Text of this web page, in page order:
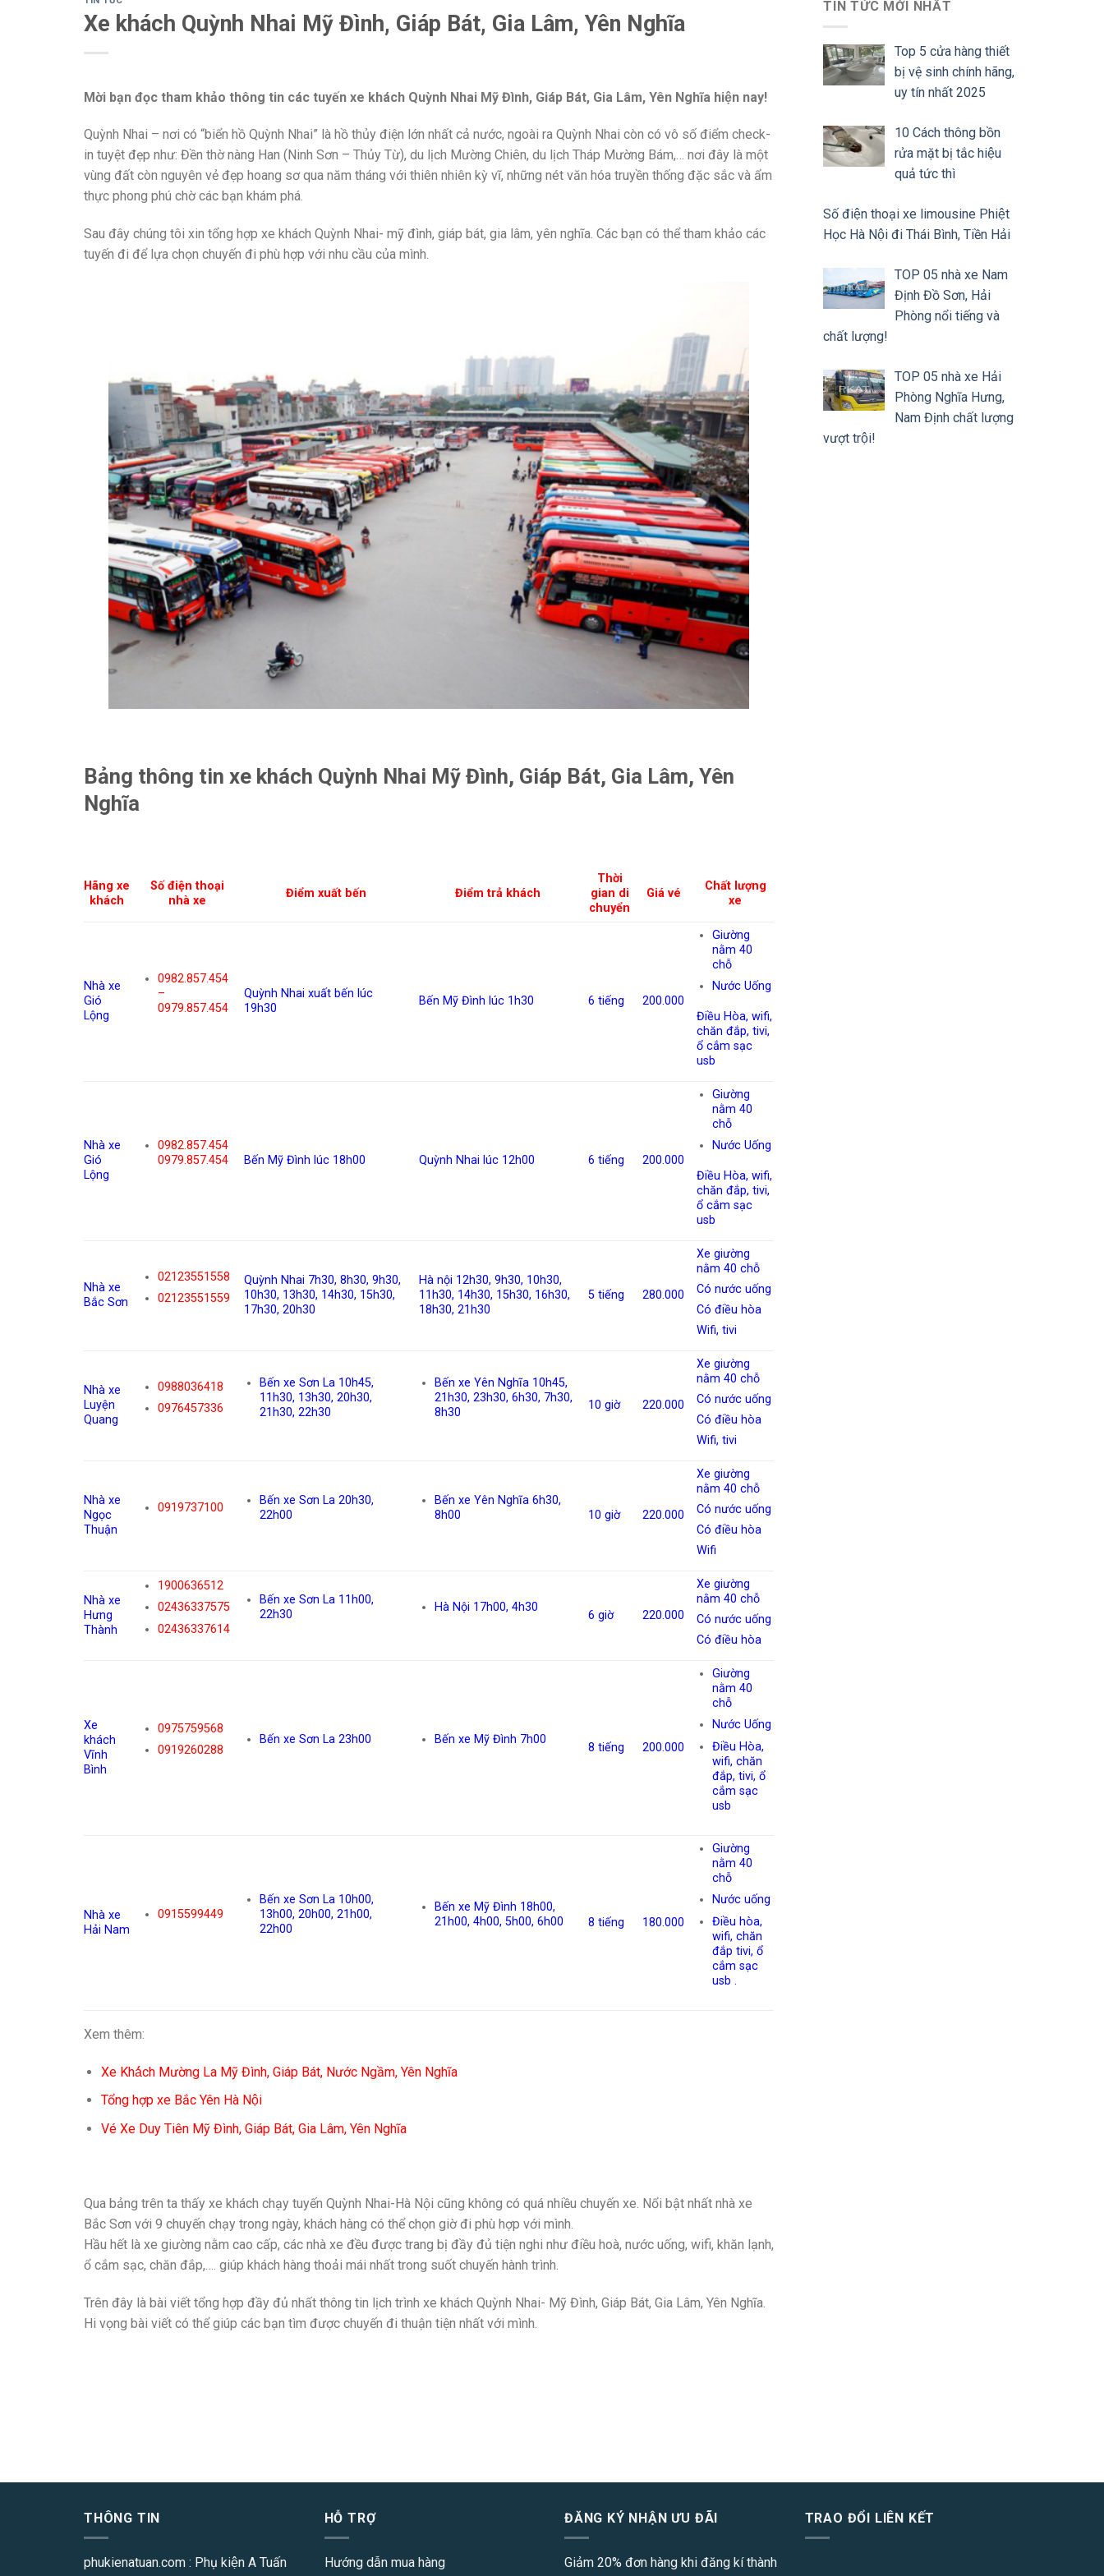
Xe khách Quỳnh Nhai Mỹ Đình, Giáp Bát, Gia Lâm, Yên Nghĩa
Mời bạn đọc tham khảo thông tin các tuyến xe khách Quỳnh Nhai Mỹ Đình, Giáp Bát, Gia Lâm, Yên Nghĩa hiện nay!
Quỳnh Nhai – nơi có “biển hồ Quỳnh Nhai” là hồ thủy điện lớn nhất cả nước, ngoài ra Quỳnh Nhai còn có vô số điểm check-
in tuyệt đẹp như: Đền thờ nàng Han (Ninh Sơn – Thủy Từ), du lịch Mường Chiên, du lịch Tháp Mường Bám,… nơi đây là một
vùng đất còn nguyên vẻ đẹp hoang sơ qua năm tháng với thiên nhiên kỳ vĩ, những nét văn hóa truyền thống đặc sắc và ẩm
thực phong phú chờ các bạn khám phá.
Sau đây chúng tôi xin tổng hợp xe khách Quỳnh Nhai- mỹ đình, giáp bát, gia lâm, yên nghĩa. Các bạn có thể tham khảo các
tuyến đi để lựa chọn chuyến đi phù hợp với nhu cầu của mình.
Bảng thông tin xe khách Quỳnh Nhai Mỹ Đình, Giáp Bát, Gia Lâm, Yên
Nghĩa
Hãng xe
khách
Số điện thoại
nhà xe
Điểm xuất bến Điểm trả khách
Thời
gian di
chuyển
Giá vé
Chất lượng
xe
Nhà xe
Gió
Lộng
0982.857.454
–
0979.857.454
Quỳnh Nhai xuất bến lúc
19h30
Bến Mỹ Đình lúc 1h30 6 tiếng 200.000
Giường
nằm 40
chỗ
Nước Uống
Điều Hòa, wifi,
chăn đắp, tivi,
ổ cắm sạc
usb
Nhà xe
Gió
Lộng
0982.857.454
0979.857.454
Bến Mỹ Đình lúc 18h00 Quỳnh Nhai lúc 12h00 6 tiếng 200.000
Giường
nằm 40
chỗ
Nước Uống
Điều Hòa, wifi,
chăn đắp, tivi,
ổ cắm sạc
usb
Nhà xe
Bắc Sơn
02123551558
02123551559
Quỳnh Nhai 7h30, 8h30, 9h30,
10h30, 13h30, 14h30, 15h30,
17h30, 20h30
Hà nội 12h30, 9h30, 10h30,
11h30, 14h30, 15h30, 16h30,
18h30, 21h30
5 tiếng 280.000
Xe giường
nằm 40 chỗ
Có nước uống
Có điều hòa
Wifi, tivi
Nhà xe
Luyện
Quang
0988036418
0976457336
Bến xe Sơn La 10h45,
11h30, 13h30, 20h30,
21h30, 22h30
Bến xe Yên Nghĩa 10h45,
21h30, 23h30, 6h30, 7h30,
8h30
10 giờ 220.000
Xe giường
nằm 40 chỗ
Có nước uống
Có điều hòa
Wifi, tivi
Nhà xe
Ngọc
Thuận
0919737100
Bến xe Sơn La 20h30,
22h00
Bến xe Yên Nghĩa 6h30,
8h00
10 giờ 220.000
Xe giường
nằm 40 chỗ
Có nước uống
Có điều hòa
Wifi
Nhà xe
Hưng
Thành
1900636512
02436337575
02436337614
Bến xe Sơn La 11h00,
22h30
Hà Nội 17h00, 4h30
6 giờ 220.000
Xe giường
nằm 40 chỗ
Có nước uống
Có điều hòa
Xe
khách
Vĩnh
Bình
0975759568
0919260288
Bến xe Sơn La 23h00 Bến xe Mỹ Đình 7h00
8 tiếng 200.000
Giường
nằm 40
chỗ
Nước Uống
Điều Hòa,
wifi, chăn
đắp, tivi, ổ
cắm sạc
usb
Nhà xe
Hải Nam
0915599449
Bến xe Sơn La 10h00,
13h00, 20h00, 21h00,
22h00
Bến xe Mỹ Đình 18h00,
21h00, 4h00, 5h00, 6h00
8 tiếng 180.000
Giường
nằm 40
chỗ
Nước uống
Điều hòa,
wifi, chăn
đắp tivi, ổ
cắm sạc
usb .
Xem thêm:
Xe Khá́ch Mường La Mỹ Đình, Giáp Bát, Nước Ngầm, Yên Nghĩa
Tổng hợp xe Bắc Yên Hà Nội
Vé Xe Duy Tiên Mỹ Đình, Giáp Bát, Gia Lâm, Yên Nghĩa
Qua bảng trên ta thấy xe khách chạy tuyến Quỳnh Nhai-Hà Nội cũng không có quá nhiều chuyến xe. Nổi bật nhất nhà xe
Bắc Sơn với 9 chuyến chạy trong ngày, khách hàng có thể chọn giờ đi phù hợp với mình.
Hầu hết là xe giường nằm cao cấp, các nhà xe đều được trang bị đầy đủ tiện nghi như điều hoà, nước uống, wifi, khăn lạnh,
ổ cắm sạc, chăn đắp,…. giúp khách hàng thoải mái nhất trong suốt chuyến hành trình.
Trên đây là bài viết tổng hợp đầy đủ nhất thông tin lịch trình xe khách Quỳnh Nhai- Mỹ Đình, Giáp Bát, Gia Lâm, Yên Nghĩa.
Hi vọng bài viết có thể giúp các bạn tìm được chuyến đi thuận tiện nhất với mình.
TIN TỨC MỚI NHẤT
Top 5 cửa hàng thiết
bị vệ sinh chính hãng,
uy tín nhất 2025
10 Cách thông bồn
rửa mặt bị tắc hiệu
quả tức thì
Số điện thoại xe limousine Phiệt
Học Hà Nội đi Thái Bình, Tiền Hải
TOP 05 nhà xe Nam
Định Đồ Sơn, Hải
Phòng nổi tiếng và
chất lượng!
TOP 05 nhà xe Hải
Phòng Nghĩa Hưng,
Nam Định chất lượng
vượt trội!
THÔNG TIN
phukienatuan.com : Phụ kiện A Tuấn
HỖ TRỢ
Hướng dẫn mua hàng
ĐĂNG KÝ NHẬN ƯU ĐÃI
Giảm 20% đơn hàng khi đăng kí thành
TRAO ĐỔI LIÊN KẾT